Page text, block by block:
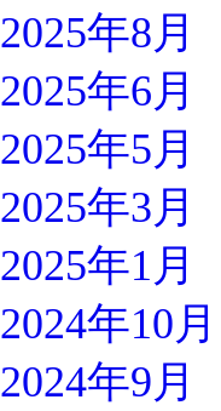
2025年8月
2025年6月
2025年5月
2025年3月
2025年1月
2024年10月
2024年9月